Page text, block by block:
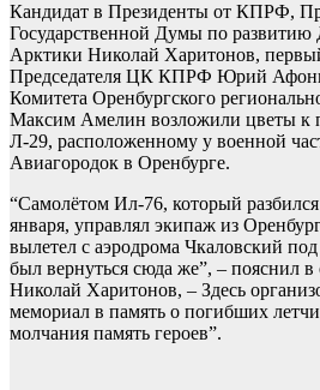
Кандидат в Президенты от КПРФ,
Государственной Думы по развитию
Арктики Николай Харитонов,
Председателя ЦК КПРФ Юрий
Комитета Оренбургского
Максим Амелин возложили цветы к
Л-29, расположенному у военной
Авиагородок в Оренбурге.
“Самолётом Ил-76, который
января, управлял экипаж из
вылетел с аэродрома Чкаловский
был вернуться сюда же”, – пояснил в
Николай Харитонов, – Здесь
мемориал в память о погибших
молчания память героев”.